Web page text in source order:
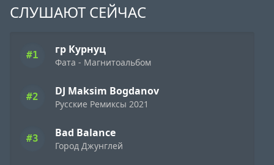
СЛУШАЮТ СЕЙЧАС
#1 гр Курнуц
Фата - Магнитоальбом
#2 DJ Maksim Bogdanov
Русские Ремиксы 2021
#3 Bad Balance
Город Джунглей